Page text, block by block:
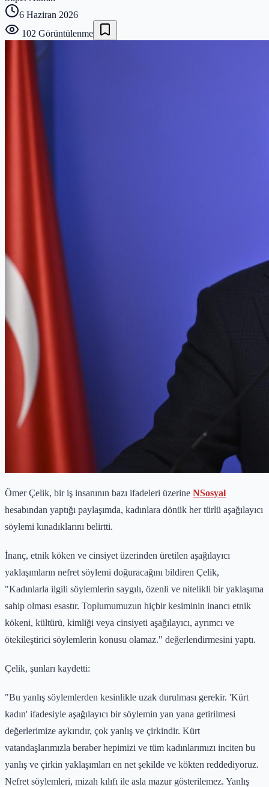
6 Haziran 2026
102 Görüntülenme
Ömer Çelik, bir iş insanının bazı ifadeleri üzerine NSosyal
hesabından yaptığı paylaşımda, kadınlara dönük her türlü aşağılayıcı
söylemi kınadıklarını belirtti.
İnanç, etnik köken ve cinsiyet üzerinden üretilen aşağılayıcı
yaklaşımların nefret söylemi doğuracağını bildiren Çelik,
"Kadınlarla ilgili söylemlerin saygılı, özenli ve nitelikli bir yaklaşıma
sahip olması esastır. Toplumumuzun hiçbir kesiminin inancı etnik
kökeni, kültürü, kimliği veya cinsiyeti aşağılayıcı, ayrımcı ve
ötekileştirici söylemlerin konusu olamaz." değerlendirmesini yaptı.
Çelik, şunları kaydetti:
"Bu yanlış söylemlerden kesinlikle uzak durulması gerekir. 'Kürt
kadın' ifadesiyle aşağılayıcı bir söylemin yan yana getirilmesi
değerlerimize aykırıdır, çok yanlış ve çirkindir. Kürt
vatandaşlarımızla beraber hepimizi ve tüm kadınlarımızı inciten bu
yanlış ve çirkin yaklaşımları en net şekilde ve kökten reddediyoruz.
Nefret söylemleri, mizah kılıfı ile asla mazur gösterilemez. Yanlış